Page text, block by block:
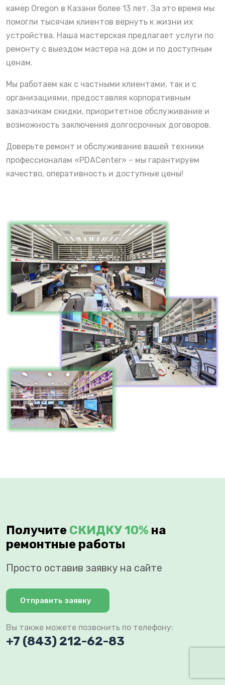
камер Oregon в Казани более 13 лет. За это время мы
помогли тысячам клиентов вернуть к жизни их
устройства. Наша мастерская предлагает услуги по
ремонту с выездом мастера на дом и по доступным
ценам.
Мы работаем как с частными клиентами, так и с
организациями, предоставляя корпоративным
заказчикам скидки, приоритетное обслуживание и
возможность заключения долгосрочных договоров.
Доверьте ремонт и обслуживание вашей техники
профессионалам «PDACenter» – мы гарантируем
качество, оперативность и доступные цены!
Получите СКИДКУ 10% на
ремонтные работы
Просто оставив заявку на сайте
Отправить заявку
Вы также можете позвонить по телефону:
+7 (843) 212-62-83